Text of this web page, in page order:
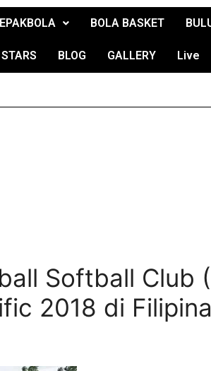
BOLA BASKET
BLOG GALLERY Live
Softball Club
2018 di Filipina